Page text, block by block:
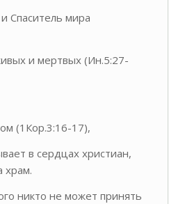
Спаситель мира
и мертвых (Ин.5:27-
(1Кор.3:16-17),
в сердцах христиан,
храм.
никто не может принять